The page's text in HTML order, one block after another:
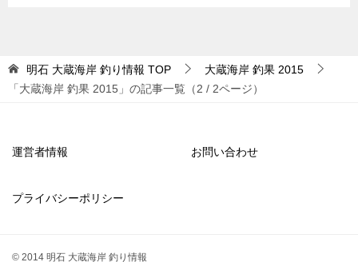
明石 大蔵海岸 釣り情報 TOP
大蔵海岸 釣果 2015
「大蔵海岸 釣果 2015」の記事一覧（2 / 2ページ）
運営者情報 お問い合わせ
プライバシーポリシー
© 2014 明石 大蔵海岸 釣り情報